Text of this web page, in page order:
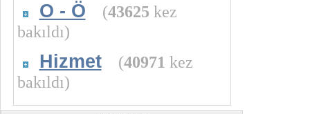
O - Ö (43625 kez
bakıldı)
Hizmet (40971 kez
bakıldı)